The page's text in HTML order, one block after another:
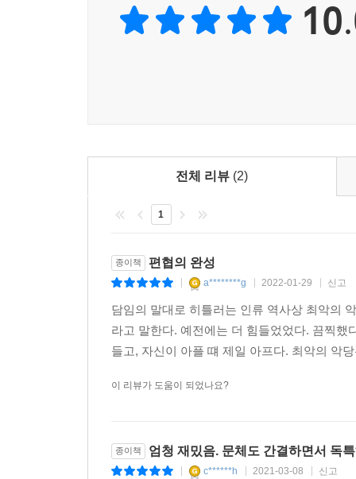
이 해설을 읽기 전 수록작의 전개가 대체로 황당
실험해가는 가운데 벌어진 일종의 ‘임계 상태
인공지능 로봇이 화자로 등장해 반지하 서점을
요소가 등장하지만, 이갑수는 이것을 이야기를
집중한다. 마치 텍스트를 질료로 한 무한한 실
면모들, 들여다보지 않았던 진실들을 간파해버린다.
특유의 위트로 꾸준히 자기 세계를 이뤄갈 신인의
7년 만에 묶은 첫 소설집이라고 하면 다소 긴 시
보여준 소설집으로 이갑수는 첫 책의 순조로움
내보일 신인 한 명이 첫 발을 뗀다. “이제 나는 내
글쓰기에서 끊임없이 ‘이탈’할 이갑수의 행보가 주
소설을 쓸 생각이다. 그게 삶의 여러 가지 방식
하고 기대한다. 아무것도 없어도 상관은 없다.
전체 리뷰 (2)
1
종이책 편협의 완성
a********g 2022-01-29 신고
담임의 말대로 히틀러는 인류 역사상 최악의
라고 말한다. 예전에는 더 힘들었었다. 끔찍
들고, 자신이 아플 떄 제일 아프다. 최악의 악
이 리뷰가 도움이 되었나요?
종이책 엄청 재밌음. 문체도 간결하면서 독
c******h 2021-03-08 신고